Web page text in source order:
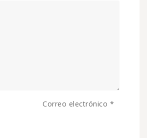
Correo electrónico *